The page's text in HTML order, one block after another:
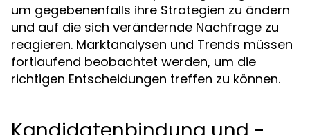
um gegebenenfalls ihre Strategien zu ändern
und auf die sich verändernde Nachfrage zu
reagieren. Marktanalysen und Trends müssen
fortlaufend beobachtet werden, um die
richtigen Entscheidungen treffen zu können.